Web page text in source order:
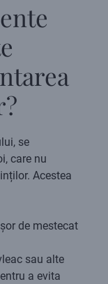
se
care nu
Acestea
de mestecat
sau alte
a evita